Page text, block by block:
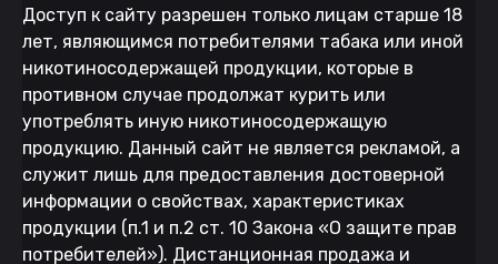
Доступ к сайту разрешен только лицам старше 18
лет, являющимся потребителями табака или иной
никотиносодержащей продукции, которые в
противном случае продолжат курить или
употреблять иную никотиносодержащую
продукцию. Данный сайт не является рекламой, а
служит лишь для предоставления достоверной
информации о свойствах, характеристиках
продукции (п.1 и п.2 ст. 10 Закона «О защите прав
потребителей»). Дистанционная продажа и